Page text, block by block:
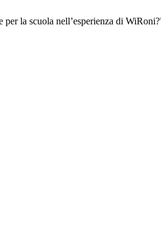
la scuola nell’esperienza di